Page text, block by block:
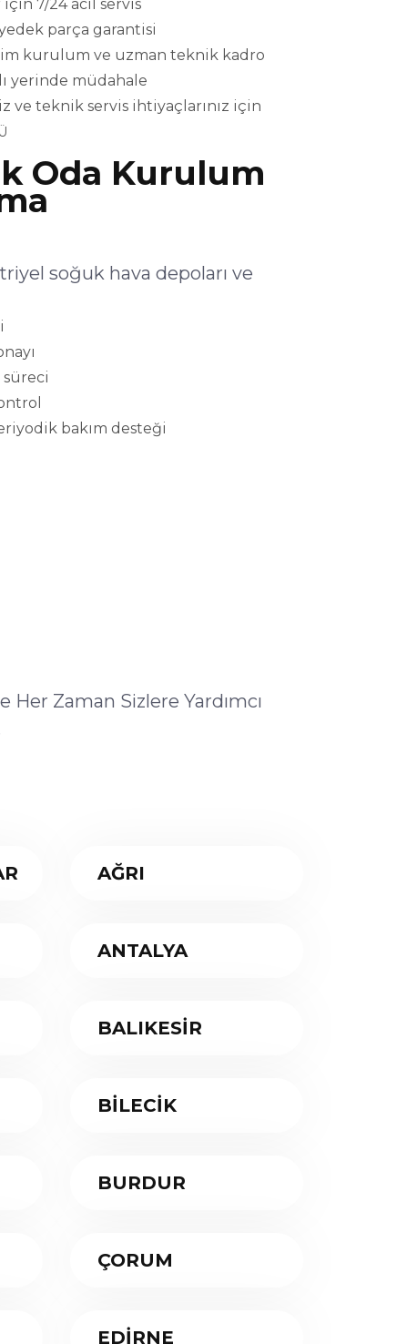
7/24 acil servis
parça garantisi
kurulum ve uzman teknik kadro
yerinde müdahale
ve teknik servis ihtiyaçlarınız için
Oda Kurulum
soğuk hava depoları ve
süreci
bakım desteği
Zaman Sizlere Yardımcı
AĞRI
ANTALYA
BALIKESİR
BİLECİK
BURDUR
ÇORUM
EDİRNE